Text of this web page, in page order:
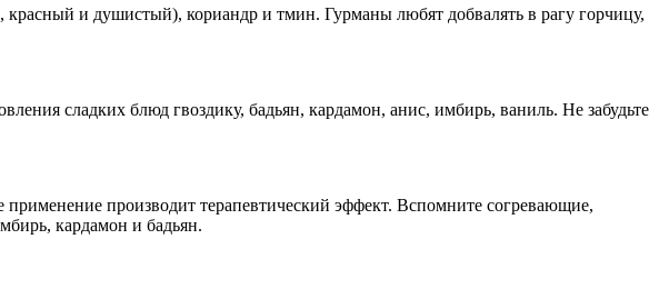
и душистый), кориандр и тмин. Гурманы любят добвалять в рагу горчицу,
сладких блюд гвоздику, бадьян, кардамон, анис, имбирь, ваниль. Не забудьте
производит терапевтический эффект. Вспомните согревающие,
кардамон и бадьян.